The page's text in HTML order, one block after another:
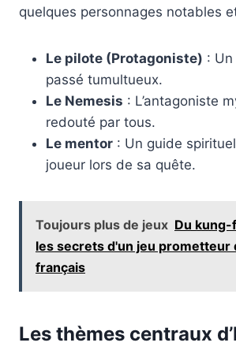
quelques personnages notables
Le pilote (Protagoniste) :
passé tumultueux.
Le Nemesis : L’antagoniste
redouté par tous.
Le mentor : Un guide
joueur lors de sa quête.
Toujours plus de jeux Du kung-
les secrets d'un jeu prometteur
français
Les thèmes centraux